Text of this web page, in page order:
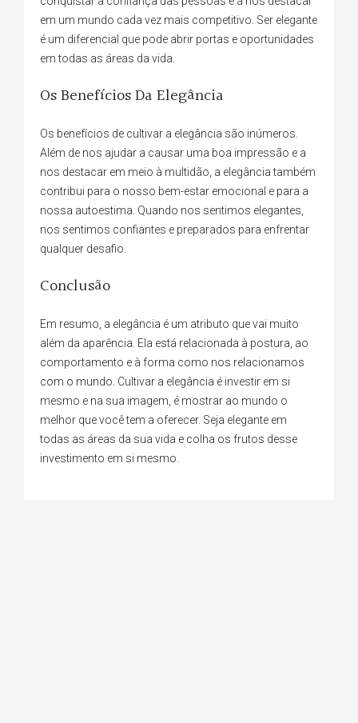
em um mundo cada vez mais competitivo. Ser elegante
é um diferencial que pode abrir portas e oportunidades
em todas as áreas da vida.
Os Benefícios Da Elegância
Os benefícios de cultivar a elegância são inúmeros.
Além de nos ajudar a causar uma boa impressão e a
nos destacar em meio à multidão, a elegância também
contribui para o nosso bem-estar emocional e para a
nossa autoestima. Quando nos sentimos elegantes,
nos sentimos confiantes e preparados para enfrentar
qualquer desafio.
Conclusão
Em resumo, a elegância é um atributo que vai muito
além da aparência. Ela está relacionada à postura, ao
comportamento e à forma como nos relacionamos
com o mundo. Cultivar a elegância é investir em si
mesmo e na sua imagem, é mostrar ao mundo o
melhor que você tem a oferecer. Seja elegante em
todas as áreas da sua vida e colha os frutos desse
investimento em si mesmo.